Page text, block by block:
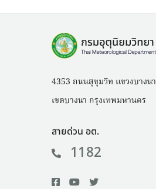
4353 ถนนสุขุมวิท แขวงบางนา
เขตบางนา กรุงเทพมหานคร
สายด่วน อต.
1182